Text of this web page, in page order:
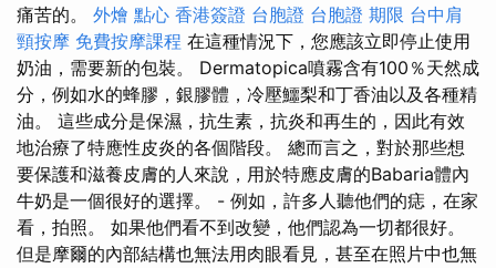
痛苦的。 外燴 點心 香港簽證 台胞證 台胞證 期限 台中肩
頸按摩 免費按摩課程 在這種情況下，您應該立即停止使用
奶油，需要新的包裝。 Dermatopica噴霧含有100％天然成
分，例如水的蜂膠，銀膠體，冷壓鱷梨和丁香油以及各種精
油。 這些成分是保濕，抗生素，抗炎和再生的，因此有效
地治療了特應性皮炎的各個階段。 總而言之，對於那些想
要保護和滋養皮膚的人來說，用於特應皮膚的Babaria體內
牛奶是一個很好的選擇。 - 例如，許多人聽他們的痣，在家
看，拍照。 如果他們看不到改變，他們認為一切都很好。
但是摩爾的內部結構也無法用肉眼看見，甚至在照片中也無